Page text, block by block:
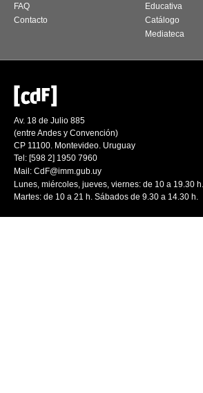
FAQ
Contacto
Educativa
Catálogo
Mediateca
Av. 18 de Julio 885
(entre Andes y Convención)
CP 11100. Montevideo. Uruguay
Tel: [598 2] 1950 7960
Mail: CdF@imm.gub.uy
Lunes, miércoles, jueves, viernes: de 10 a 19.30 h.
Martes: de 10 a 21 h. Sábados de 9.30 a 14.30 h.